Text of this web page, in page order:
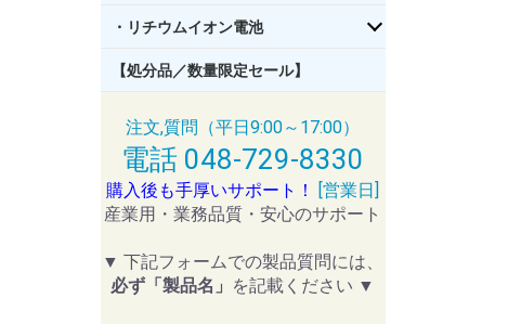
・リチウムイオン電池
【処分品／数量限定セール】
注文,質問（平日9:00～17:00）
電話 048-729-8330
購入後も手厚いサポート！
[営業日]
産業用・業務品質・安心のサポート
▼ 下記フォームでの製品質問には、
必ず「製品名」 を記載ください ▼